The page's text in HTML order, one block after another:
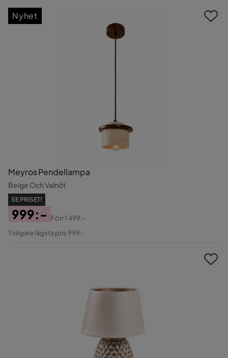
Meyros Pendellampa
Beige Och Valnöt
SE PRISET!
Pris
999:-
Original
Förr1 499:-
Tidigare lägsta pris 999:-
Nyhet